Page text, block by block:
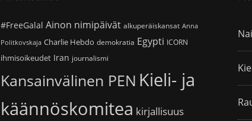
#FreeGalal Ainon nimipäivät alkuperäiskansat Anna
Politkovskaja Charlie Hebdo demokratia Egypti ICORN
ihmisoikeudet Iran journalismi
Kansainvälinen PEN Kieli- ja
käännöskomitea kirjallisuus